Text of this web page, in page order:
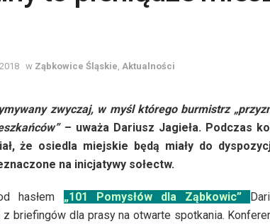
w Ząbkowice Śląskie Aktualności
zwyczaj, w myśl którego burmistrz
– uważa Dariusz Jagieła. Podczas
że osiedla miejskie będą miały do
na inicjatywy sołectw.
hasłem „101 Pomysłów dla Ząbkowic”
briefingów dla prasy na otwarte spotkania.